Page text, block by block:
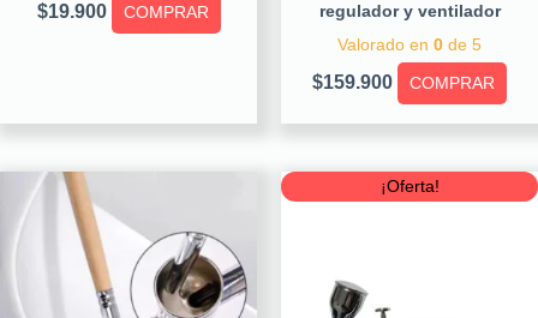
$19.900 COMPRAR
regulador y ventilador
Valorado en 0 de 5
$159.900 COMPRAR
¡Oferta!Original
price
price